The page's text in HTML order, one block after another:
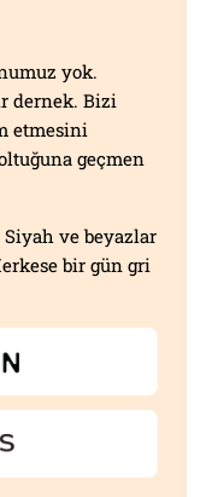
yok.
dernek. Bizi
etmesini
geçmen
ve beyazlar
bir gün gri